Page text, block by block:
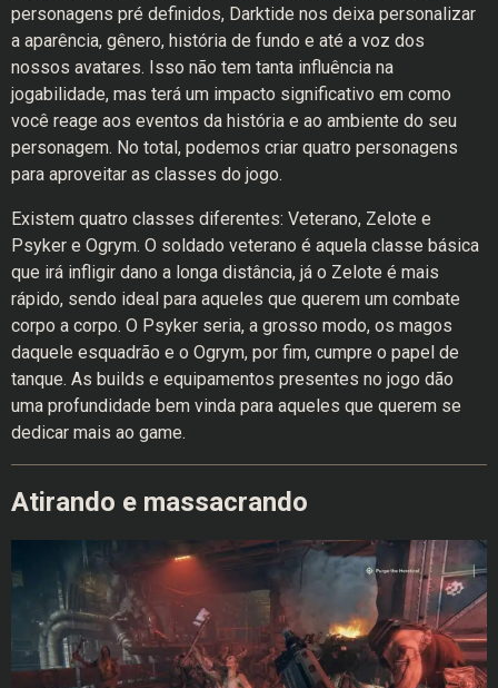
personagens pré definidos, Darktide nos deixa personalizar
a aparência, gênero, história de fundo e até a voz dos
nossos avatares. Isso não tem tanta influência na
jogabilidade, mas terá um impacto significativo em como
você reage aos eventos da história e ao ambiente do seu
personagem. No total, podemos criar quatro personagens
para aproveitar as classes do jogo.
Existem quatro classes diferentes: Veterano, Zelote e
Psyker e Ogrym. O soldado veterano é aquela classe básica
que irá infligir dano a longa distância, já o Zelote é mais
rápido, sendo ideal para aqueles que querem um combate
corpo a corpo. O Psyker seria, a grosso modo, os magos
daquele esquadrão e o Ogrym, por fim, cumpre o papel de
tanque. As builds e equipamentos presentes no jogo dão
uma profundidade bem vinda para aqueles que querem se
dedicar mais ao game.
Atirando e massacrando